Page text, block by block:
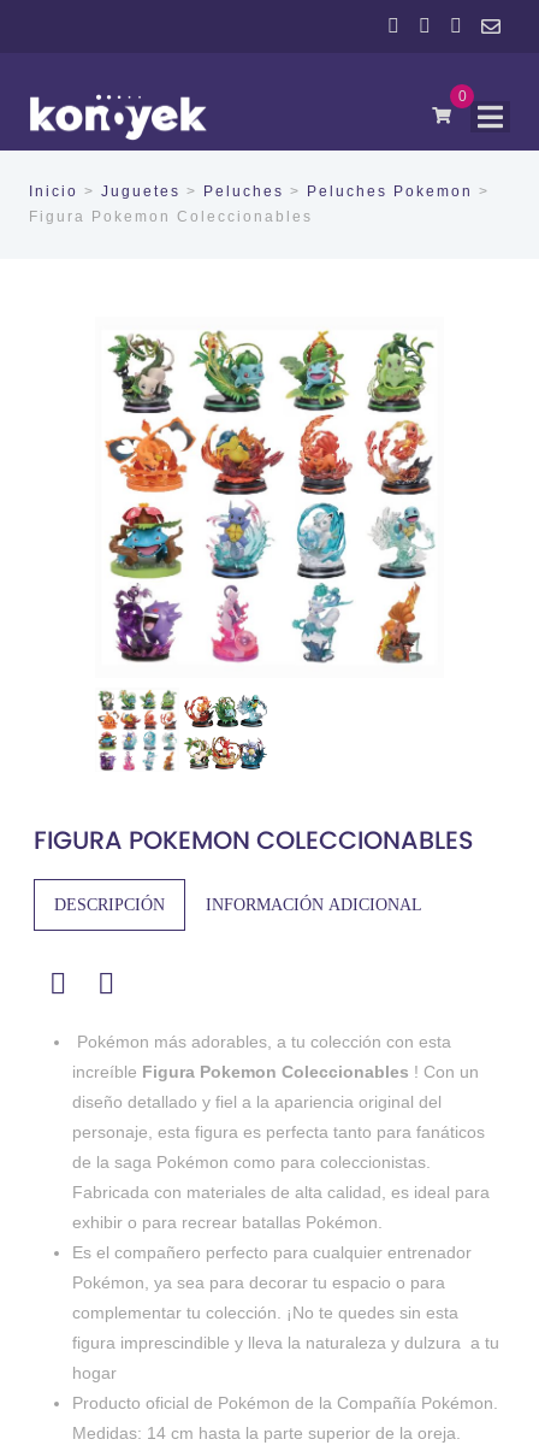
0
Inicio > Juguetes > Peluches > Peluches Pokemon >
Figura Pokemon Coleccionables
FIGURA POKEMON COLECCIONABLES
DESCRIPCIÓN INFORMACIÓN ADICIONAL
Pokémon más adorables, a tu colección con esta
increíble Figura Pokemon Coleccionables ! Con un
diseño detallado y fiel a la apariencia original del
personaje, esta figura es perfecta tanto para fanáticos
de la saga Pokémon como para coleccionistas.
Fabricada con materiales de alta calidad, es ideal para
exhibir o para recrear batallas Pokémon.
Es el compañero perfecto para cualquier entrenador
Pokémon, ya sea para decorar tu espacio o para
complementar tu colección. ¡No te quedes sin esta
figura imprescindible y lleva la naturaleza y dulzura a tu
hogar
Producto oficial de Pokémon de la Compañía Pokémon.
Medidas: 14 cm hasta la parte superior de la oreja.